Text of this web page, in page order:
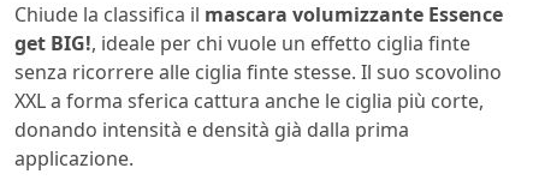
Chiude la classifica il mascara volumizzante Essence
get BIG!, ideale per chi vuole un effetto ciglia finte
senza ricorrere alle ciglia finte stesse. Il suo scovolino
XXL a forma sferica cattura anche le ciglia più corte,
donando intensità e densità già dalla prima
applicazione.